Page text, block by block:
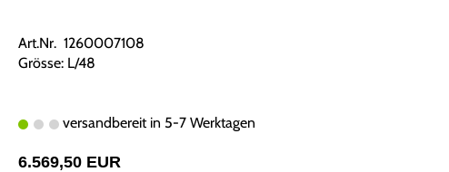
Art.Nr. 1260007108
Grösse: L/48
versandbereit in 5-7 Werktagen
6.569,50 EUR